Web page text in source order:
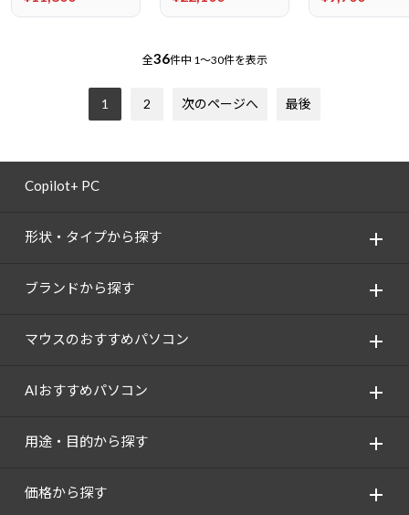
全36件中 1～30件を表示
1 2 次のページへ 最後
Copilot+ PC
形状・タイプから探す
ブランドから探す
マウスのおすすめパソコン
AIおすすめパソコン
用途・目的から探す
価格から探す